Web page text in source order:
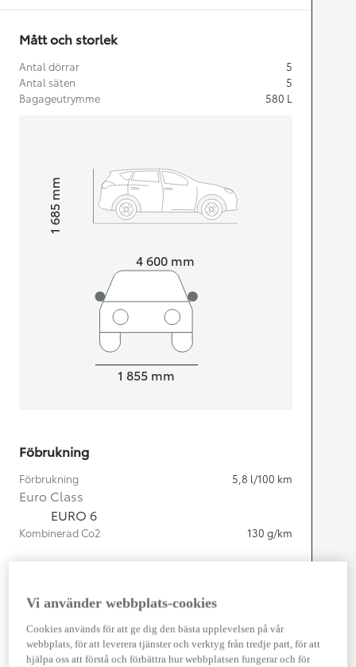
Mått och storlek
Antal dörrar
5
Antal säten
5
Bagageutrymme
580 L
4 600 mm
Height1 685
mm
1 855 mm
Föbrukning
Förbrukning 5,8 l/100 km
Euro Class
EURO 6
Kombinerad Co2 130 g/km
Cylindrar
Kapacitet
2 487cc
Effekt
163kw (222 hk)
Vi använder webbplats-cookies
Cookies används för att ge dig den bästa upplevelsen på vår
webbplats, för att leverera tjänster och verktyg från tredje part, för att
hjälpa oss att förstå och förbättra hur webbplatsen fungerar och för